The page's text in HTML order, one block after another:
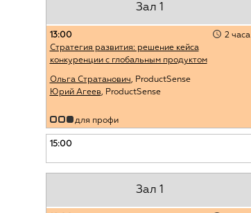
Зал 1
13:00
2 часа
Стратегия развития: решение кейса
конкуренции с глобальным продуктом
Ольга Стратанович, ProductSense
Юрий Агеев, ProductSense
для профи
15:00
Зал 1